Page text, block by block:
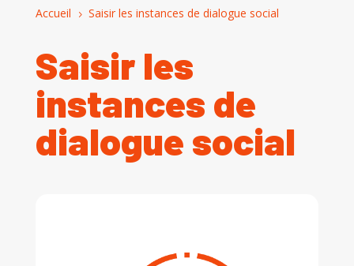
Accueil 5 Saisir les instances de dialogue social
Saisir les
instances de
dialogue social